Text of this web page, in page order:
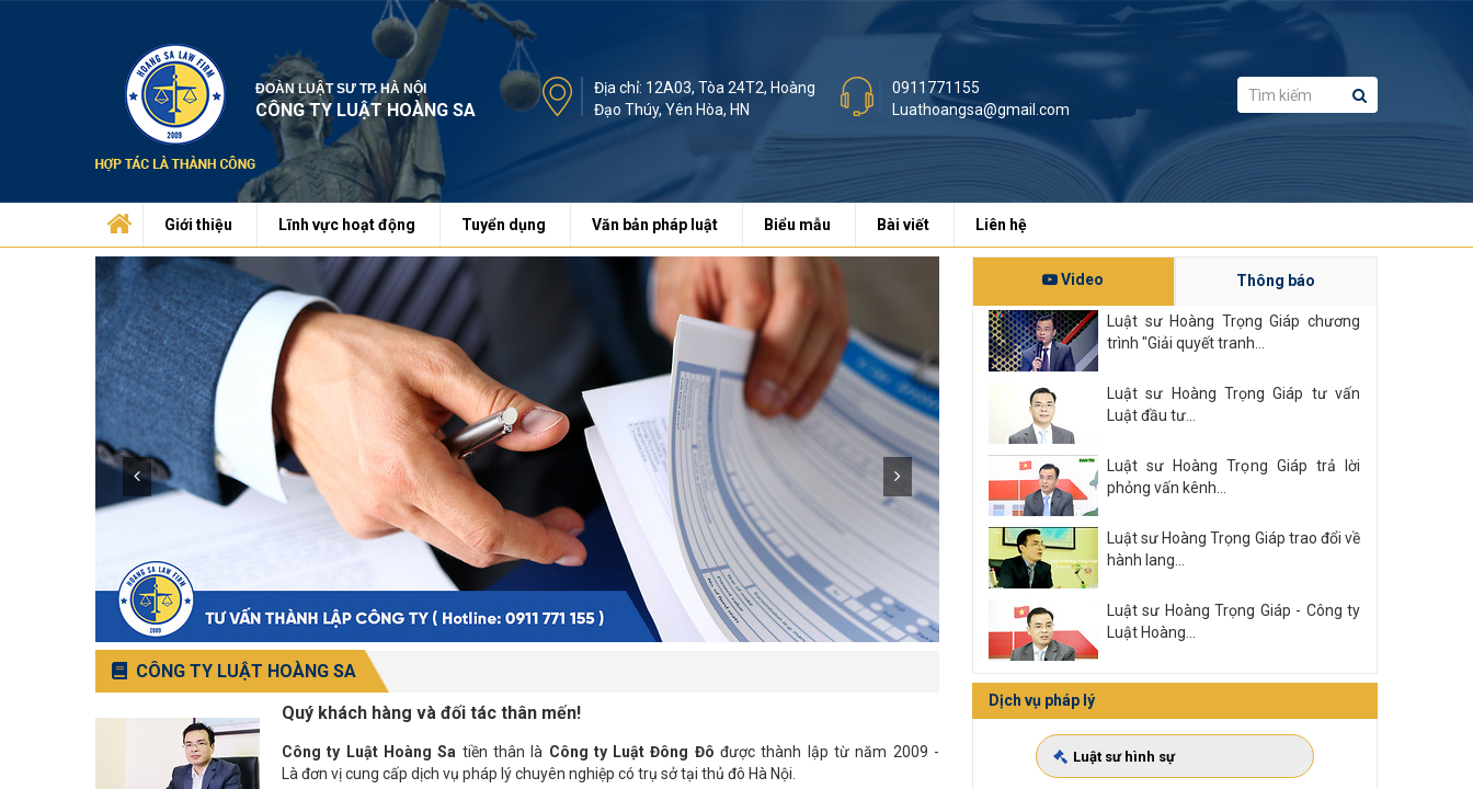
ĐOÀN LUẬT SƯ TP. HÀ NỘI
CÔNG TY LUẬT HOÀNG SA
Địa chỉ: 12A03, Tòa 24T2, Hoàng
Đạo Thúy, Yên Hòa, HN
0911771155
Luathoangsa@gmail.com
Giới thiệu Lĩnh vực hoạt động Tuyển dụng Văn bản pháp luật Biểu mẫu Bài viết Liên hệ
CÔNG TY LUẬT HOÀNG SA
Quý khách hàng và đối tác thân mến!
Công ty Luật Hoàng Sa tiền thân là Công ty Luật Đông Đôđược thành lập từ năm 2009 -
Là đơn vị cung cấp dịch vụ pháp lý chuyên nghiệp có trụ sở tại thủ đô Hà Nội.
Video Thông báo
Luật sư Hoàng Trọng Giáp chương
trình "Giải quyết tranh...
Luật sư Hoàng Trọng Giáp tư vấn
Luật đầu tư...
Luật sư Hoàng Trọng Giáp trả lời
phỏng vấn kênh...
Luật sư Hoàng Trọng Giáp trao đổi về
hành lang...
Luật sư Hoàng Trọng Giáp - Công ty
Luật Hoàng...
Xem tất cả
Dịch vụ pháp lý
Luật sư hình sự